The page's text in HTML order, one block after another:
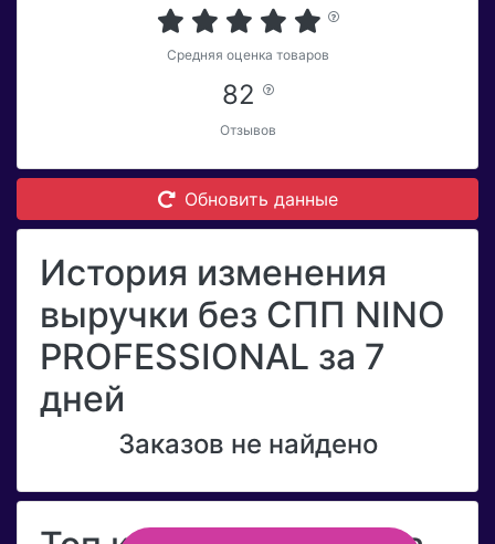
Средняя оценка товаров
82
Отзывов
Обновить данные
История изменения
выручки без СПП NINO
PROFESSIONAL за 7
дней
Заказов не найдено